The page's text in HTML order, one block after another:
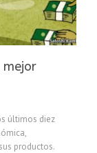
mejor
últimos diez
productos.